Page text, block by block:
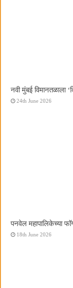
नवी मुंबई विमानतळाला
24th June 2026
पनवेल महापालिकेच्या
18th June 2026